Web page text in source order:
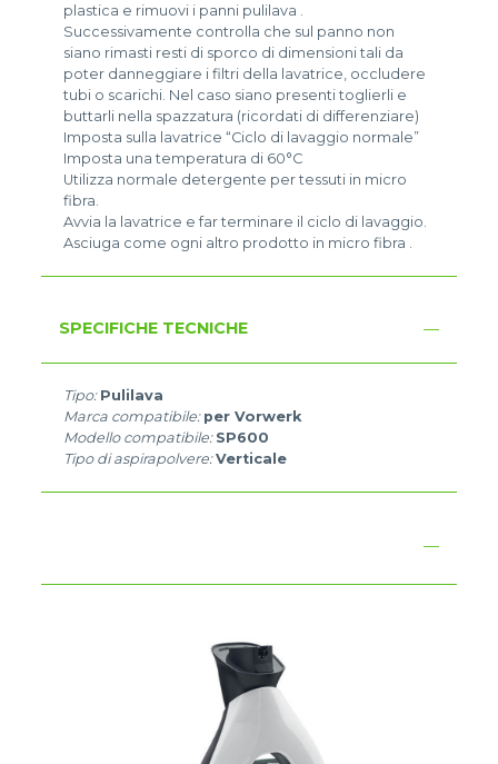
plastica e rimuovi i panni pulilava .
Successivamente controlla che sul panno non
siano rimasti resti di sporco di dimensioni tali da
poter danneggiare i filtri della lavatrice, occludere
tubi o scarichi. Nel caso siano presenti toglierli e
buttarli nella spazzatura (ricordati di differenziare)
Imposta sulla lavatrice “Ciclo di lavaggio normale”
Imposta una temperatura di 60°C
Utilizza normale detergente per tessuti in micro
fibra.
Avvia la lavatrice e far terminare il ciclo di lavaggio.
Asciuga come ogni altro prodotto in micro fibra .
SPECIFICHE TECNICHE
Tipo: Pulilava
Marca compatibile: per Vorwerk
Modello compatibile: SP600
Tipo di aspirapolvere: Verticale